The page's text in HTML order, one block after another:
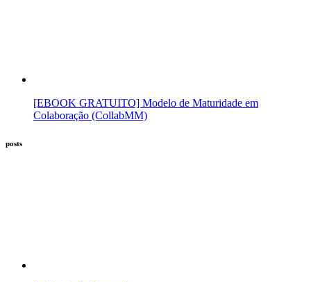
[EBOOK GRATUITO] Modelo de Maturidade em
Colaboração (CollabMM)
posts